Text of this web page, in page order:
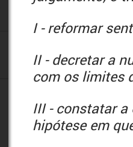
I - reformar
II - decretar a
com os limites
III - constatar a
hipótese em